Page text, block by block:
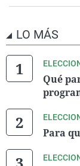
LO MÁS
Qué
Para